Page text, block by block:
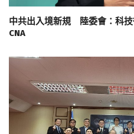
中共出入境新規 陸委會：科
CNA